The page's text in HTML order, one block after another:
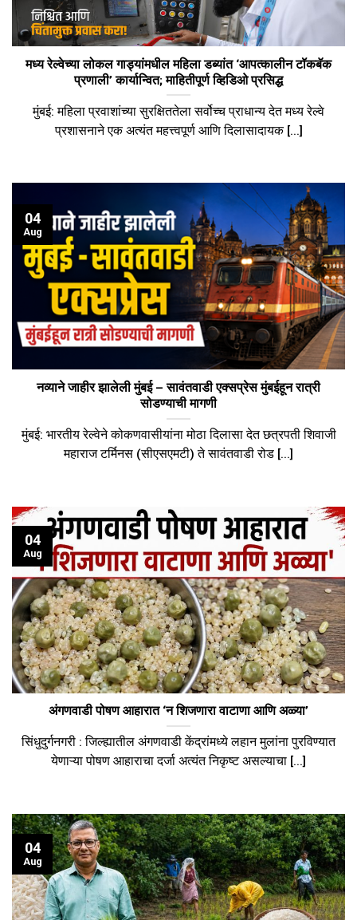
मध्य रेल्वेच्या लोकल गाड्यांमधील महिला डब्यांत ‘आपत्कालीन टॉकबॅक
प्रणाली’ कार्यान्वित; माहितीपूर्ण व्हिडिओ प्रसिद्ध
मुंबई: महिला प्रवाशांच्या सुरक्षिततेला सर्वोच्च प्राधान्य देत मध्य रेल्वे
प्रशासनाने एक अत्यंत महत्त्वपूर्ण आणि दिलासादायक [...]
नव्याने जाहीर झालेली मुंबई – सावंतवाडी एक्सप्रेस मुंबईहून रात्री
सोडण्याची मागणी
मुंबई: भारतीय रेल्वेने कोकणवासीयांना मोठा दिलासा देत छत्रपती शिवाजी
महाराज टर्मिनस (सीएसएमटी) ते सावंतवाडी रोड [...]
04
Aug
अंगणवाडी पोषण आहारात ‘न शिजणारा वाटाणा आणि अळ्या’
​सिंधुदुर्गनगरी : जिल्ह्यातील अंगणवाडी केंद्रांमध्ये लहान मुलांना पुरविण्यात
येणाऱ्या पोषण आहाराचा दर्जा अत्यंत निकृष्ट असल्याचा [...]
04
Aug
04
Aug